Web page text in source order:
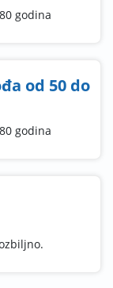
godina
od 50 do
godina